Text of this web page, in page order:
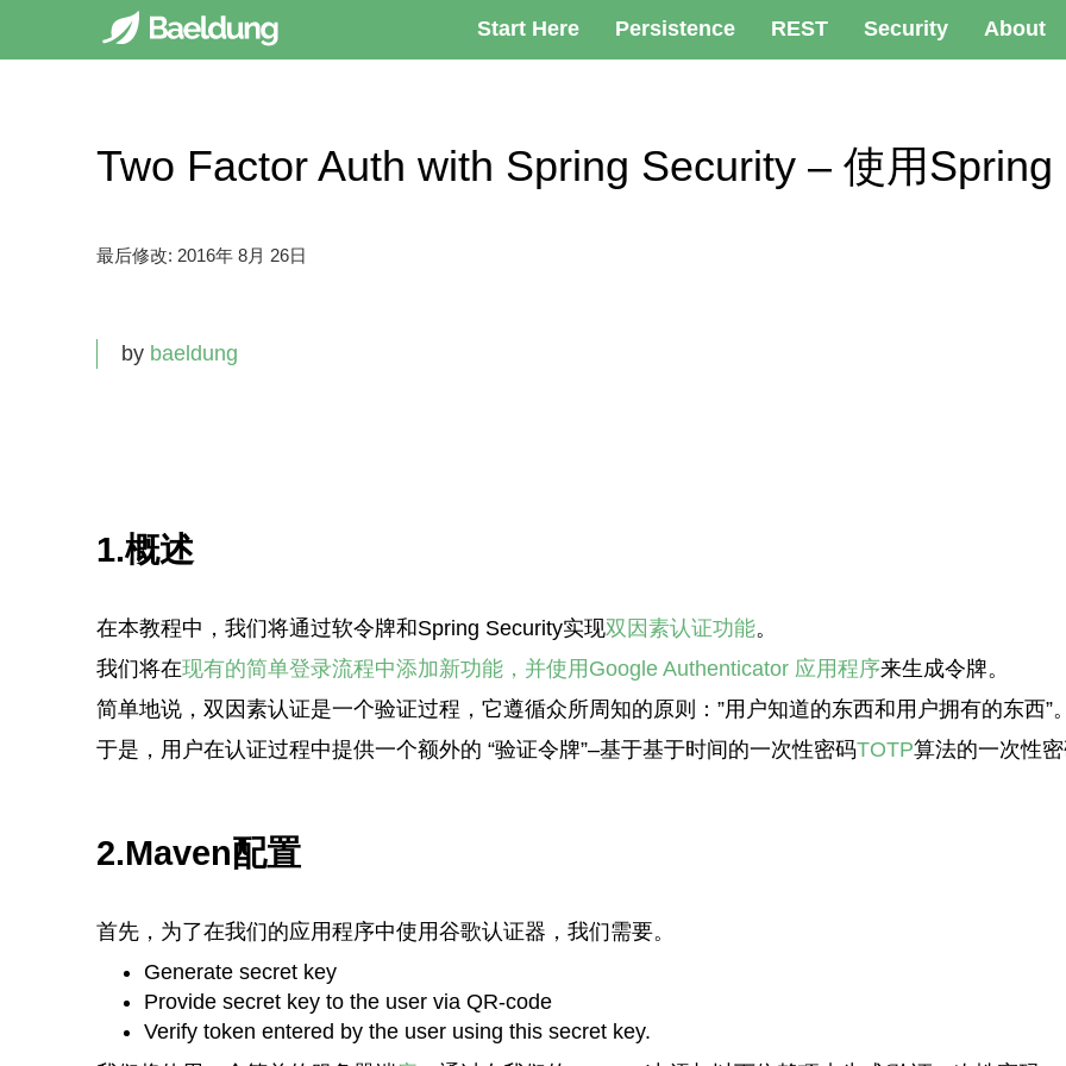
Start Here Persistence REST Security About
Two Factor Auth with Spring Security – 使用
最后修改: 2016年 8月 26日
by baeldung
1.概述
在本教程中，我们将通过软令牌和Spring Security实现双因素认证功能。
我们将在现有的简单登录流程中添加新功能，并使用 Google Authenticator 应用程序来生成令牌。
简单地说，双因素认证是一个验证过程，它遵循众所周知的原则：”用户知道的东西和用户拥有的东西”。
于是，用户在认证过程中提供一个额外的 “验证令牌”–基于基于时间的一次性密码TOTP算法的一次性密
2.Maven配置
首先，为了在我们的应用程序中使用谷歌认证器，我们需要。
Generate secret key
Provide secret key to the user via QR-code
Verify token entered by the user using this secret key.